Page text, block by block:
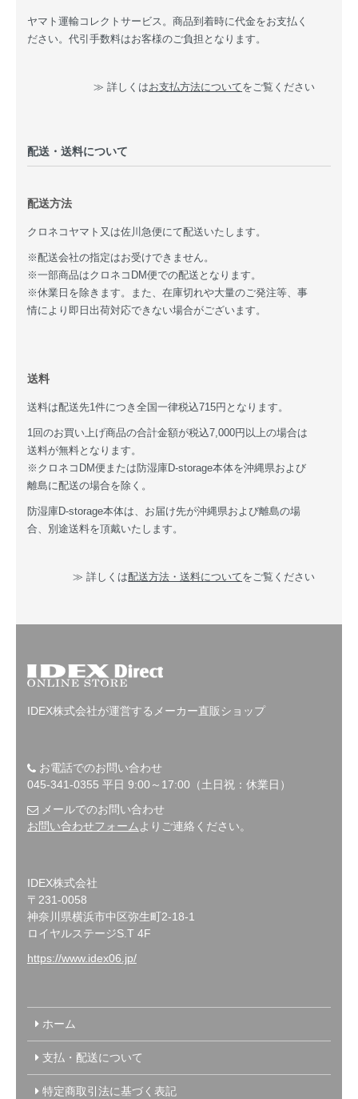
ヤマト運輸コレクトサービス。商品到着時に代金をお支払く
ださい。代引手数料はお客様のご負担となります。
≫ 詳しくはお支払方法についてをご覧ください
配送・送料について
配送方法
クロネコヤマト又は佐川急便にて配送いたします。
※配送会社の指定はお受けできません。
※一部商品はクロネコDM便での配送となります。
※休業日を除きます。また、在庫切れや大量のご発注等、事
情により即日出荷対応できない場合がございます。
送料
送料は配送先1件につき全国一律税込715円となります。
1回のお買い上げ商品の合計金額が税込7,000円以上の場合は
送料が無料となります。
※クロネコDM便または防湿庫D-storage本体を沖縄県および
離島に配送の場合を除く。
防湿庫D-storage本体は、お届け先が沖縄県および離島の場
合、別途送料を頂戴いたします。
≫ 詳しくは配送方法・送料についてをご覧ください
IDEX株式会社が運営するメーカー直販ショップ
お電話でのお問い合わせ
045-341-0355 平日 9:00～17:00（土日祝：休業日）
メールでのお問い合わせ
お問い合わせフォーム よりご連絡ください。
IDEX株式会社
〒231-0058
神奈川県横浜市中区弥生町2-18-1
ロイヤルステージS.T 4F
https://www.idex06.jp/
ホーム
支払・配送について
特定商取引法に基づく表記